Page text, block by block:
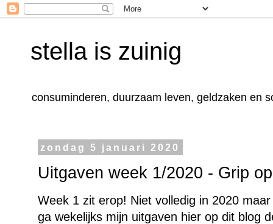
stella is zuinig
consuminderen, duurzaam leven, geldzaken en
zondag 5 januari 2020
Uitgaven week 1/2020 - Grip
Week 1 zit erop! Niet volledig in 2020
ga wekelijks mijn uitgaven hier op dit blog